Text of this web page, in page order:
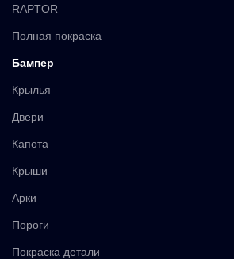
RAPTOR
Полная покраска
Бампер
Крылья
Двери
Капота
Крыши
Арки
Пороги
Покраска детали